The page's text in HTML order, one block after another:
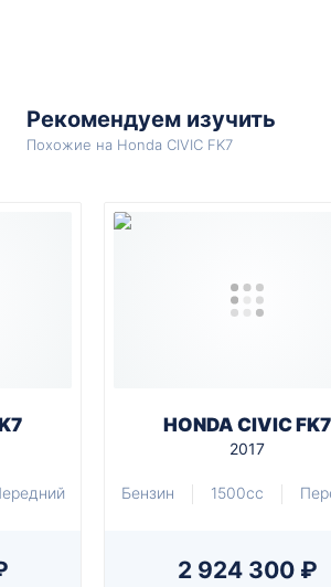
Рекомендуем изучить
Похожие на Honda CIVIC FK7
HONDA CIVIC FK7
2017
Бензин 1500cc
2 924 300 ₽